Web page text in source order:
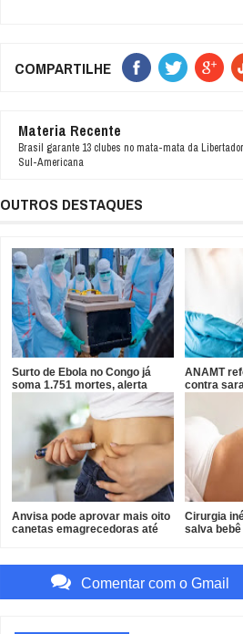
COMPARTILHE
Materia Recente
Brasil garante 13 clubes no mata-mata da
Sul-Americana
OUTROS DESTAQUES
Surto de Ebola no Congo já
soma 1.751 mortes, alerta
ANAMT
contra
Anvisa pode aprovar mais oito
canetas emagrecedoras até
Cirurgia
salva
Comentar com o Gmail